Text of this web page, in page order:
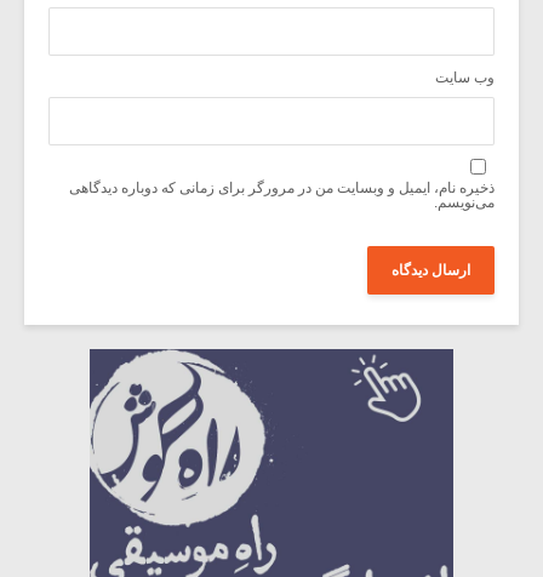
وب‌ سایت
ذخیره نام، ایمیل و وبسایت من در مرورگر برای زمانی که دوباره دیدگاهی
می‌نویسم.